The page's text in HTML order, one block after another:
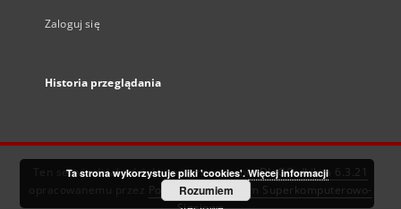
Zaloguj się
Historia przeglądania
Ten serwis działa dzięki oprogramowaniuDInGO dLibra 6.3.21
Poznańskie Centrum Superkomputerowo-
Ta strona wykorzystuje pliki 'cookies'. Więcej informacji
Rozumiem